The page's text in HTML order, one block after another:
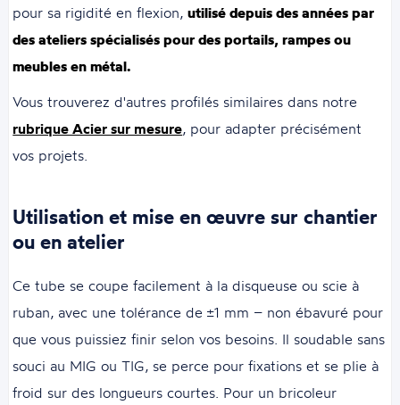
pour sa rigidité en flexion,utilisé depuis des années par
des ateliers spécialisés pour des portails, rampes ou
meubles en métal.
Vous trouverez d'autres profilés similaires dans notre
rubrique Acier sur mesure, pour adapter précisément
vos projets.
Utilisation et mise en œuvre sur chantier
ou en atelier
Ce tube se coupe facilement à la disqueuse ou scie à
ruban, avec une tolérance de ±1 mm – non ébavuré pour
que vous puissiez finir selon vos besoins. Il soudable sans
souci au MIG ou TIG, se perce pour fixations et se plie à
froid sur des longueurs courtes. Pour un bricoleur